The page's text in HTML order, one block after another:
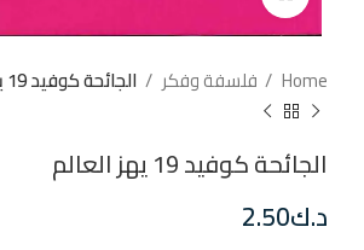
Home فلسفة وفكر الجائحة كوفيد 19 يهز العالم
الجائحة كوفيد 19 يهز العالم
د.ك2.50